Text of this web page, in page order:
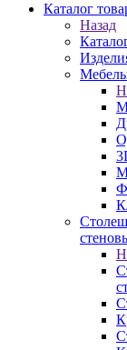
Каталог
Назад